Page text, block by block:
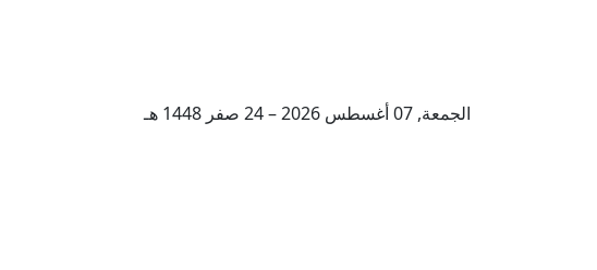
الجمعة, 07 أغسطس 2026 – 24 صفر 1448 هـ